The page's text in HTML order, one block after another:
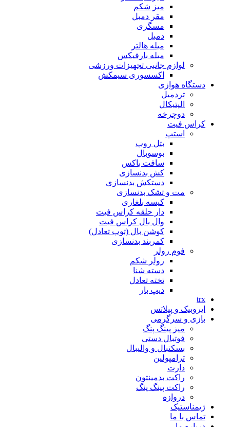
میز شکم
مقر دمبل
مسگری
دمبل
میله هالتر
میله بارفیکس
لوازم جانبی تجهیزات ورزشی
اکسسوری سیمکش
دستگاه هوازی
تردمیل
الپتیکال
دوچرخه
کراس فیت
استپ
بتل روپ
بوسوبال
سافت باکس
کش بدنسازی
دستکش بدنسازی
مت و تشک بدنسازی
کیسه بلغاری
دار حلقه کراس فیت
وال بال کراس فیت
کوشن بال (توپ تعادل)
کمربند بدنسازی
فوم رولر
رولر شکم
دسته شنا
تخته تعادل
دیپ بار
trx
ایروبیک و پیلاتس
بازی و سرگرمی
میز پینگ پنگ
فوتبال دستی
بسکتبال و والیبال
ترامپولین
دارت
راکت بدمینتون
راکت پینگ پنگ
دروازه
ژیمناستیک
تماس با ما